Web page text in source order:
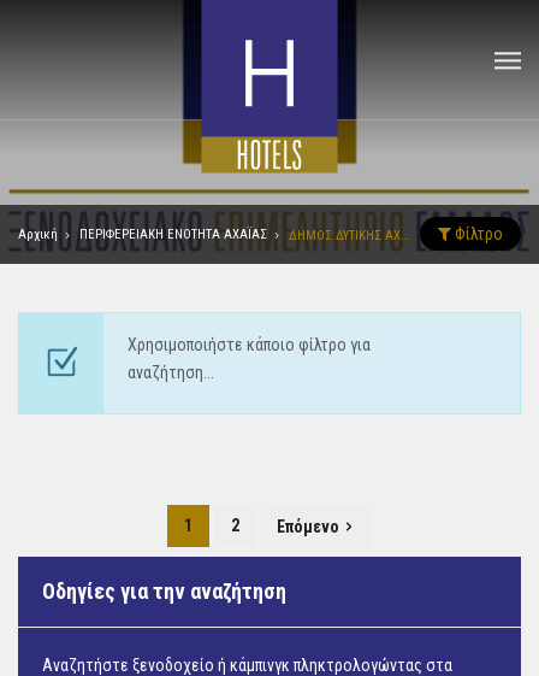
Αρχική ΠΕΡΙΦΕΡΕΙΑΚΗ ΕΝΟΤΗΤΑ ΑΧΑΪΑΣ Φίλτρο
Χρησιμοποιήστε κάποιο φίλτρο για
αναζήτηση...
1 2 Επόμενο
Οδηγίες για την αναζήτηση
Αναζητήστε ξενοδοχείο ή κάμπινγκ πληκτρολογώντας στα